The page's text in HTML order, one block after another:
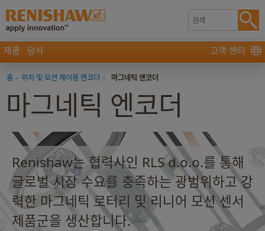
제품 당사 고객 센터
홈 - 위치 및 모션 제어용 엔코더 - 마그네틱 엔코더
마그네틱 엔코더
Renishaw는 협력사인 RLS d.o.o.를 통해
글로벌 시장 수요를 충족하는 광범위하고 강
력한 마그네틱 로터리 및 리니어 모션 센서
제품군을 생산합니다.